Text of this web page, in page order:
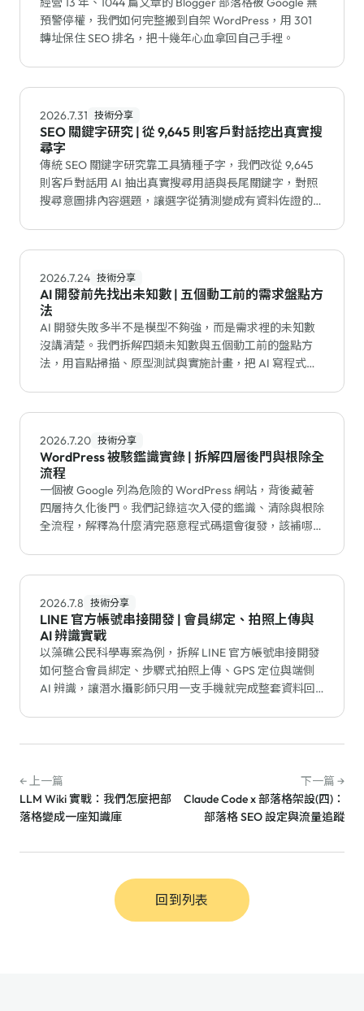
預警停權，我們如何完整搬到自架 WordPress，用 301
轉址保住 SEO 排名，把十幾年心血拿回自己手裡。
2026.7.31 技術分享
SEO 關鍵字研究 | 從 9,645 則客戶對話挖出真實搜
尋字
傳統 SEO 關鍵字研究靠工具猜種子字，我們改從 9,645
則客戶對話用 AI 抽出真實搜尋用語與長尾關鍵字，對照
搜尋意圖排內容選題，讓選字從猜測變成有資料佐證的流
2026.7.24 技術分享
AI 開發前先找出未知數 | 五個動工前的需求盤點方
法
AI 開發失敗多半不是模型不夠強，而是需求裡的未知數
沒講清楚。我們拆解四類未知數與五個動工前的盤點方
法，用盲點掃描、原型測試與實施計畫，把 AI 寫程式的
2026.7.20 技術分享
WordPress 被駭鑑識實錄 | 拆解四層後門與根除全
流程
一個被 Google 列為危險的 WordPress 網站，背後藏著
四層持久化後門。我們記錄這次入侵的鑑識、清除與根除
全流程，解釋為什麼清完惡意程式碼還會復發，該補哪個
2026.7.8 技術分享
LINE 官方帳號串接開發 | 會員綁定、拍照上傳與
AI 辨識實戰
以藻礁公民科學專案為例，拆解 LINE 官方帳號串接開發
如何整合會員綁定、步驟式拍照上傳、GPS 定位與端側
AI 辨識，讓潛水攝影師只用一支手機就完成整套資料回
← 上一篇
LLM Wiki 實戰：我們怎麼把部
落格變成一座知識庫
下一篇 →
Claude Code x 部落格架設(四)：
部落格 SEO 設定與流量追蹤
回到列表